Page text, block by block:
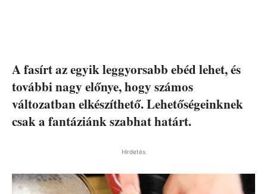
A fasírt az egyik leggyorsabb ebéd lehet, és
további nagy előnye, hogy számos
változatban elkészíthető. Lehetőségeinknek
csak a fantáziánk szabhat határt.
Hirdetés